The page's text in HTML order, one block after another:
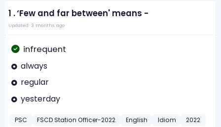
1 .‘Few and far between' means -
Updated: 3 months ago
infrequent
always
regular
yesterday
PSC FSCD Station Officer-2022 English Idiom 2022